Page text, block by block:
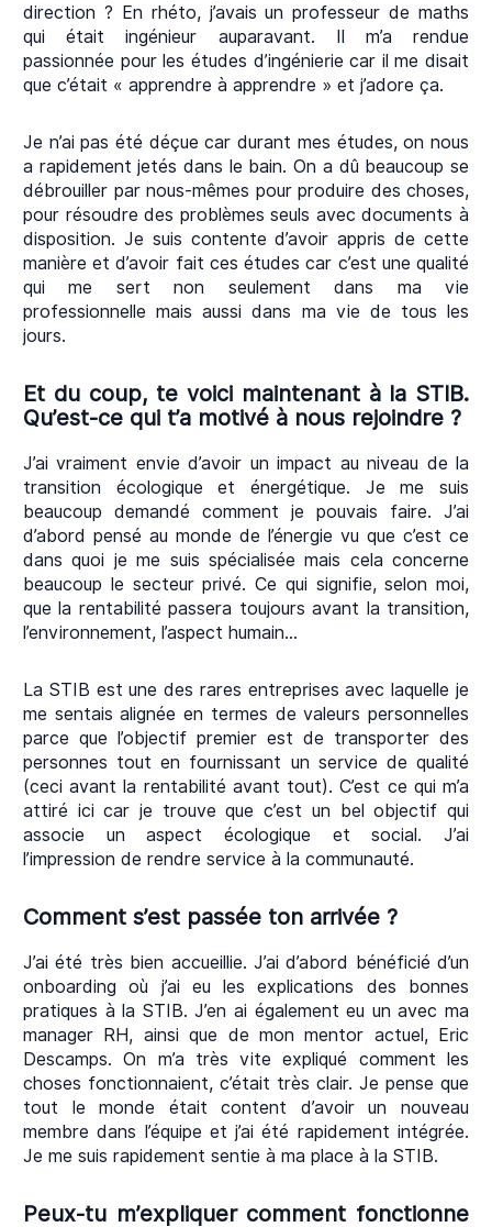
direction ? En rhéto, j’avais un professeur de maths
qui était ingénieur auparavant. Il m’a rendue
passionnée pour les études d’ingénierie car il me disait
que c’était « apprendre à apprendre » et j’adore ça.
Je n’ai pas été déçue car durant mes études, on nous
a rapidement jetés dans le bain. On a dû beaucoup se
débrouiller par nous-mêmes pour produire des choses,
pour résoudre des problèmes seuls avec documents à
disposition. Je suis contente d’avoir appris de cette
manière et d’avoir fait ces études car c’est une qualité
qui me sert non seulement dans ma vie
professionnelle mais aussi dans ma vie de tous les
jours.
Et du coup, te voici maintenant à la STIB.
Qu’est-ce qui t’a motivé à nous rejoindre ?
J’ai vraiment envie d’avoir un impact au niveau de la
transition écologique et énergétique. Je me suis
beaucoup demandé comment je pouvais faire. J’ai
d’abord pensé au monde de l’énergie vu que c’est ce
dans quoi je me suis spécialisée mais cela concerne
beaucoup le secteur privé. Ce qui signifie, selon moi,
que la rentabilité passera toujours avant la transition,
l’environnement, l’aspect humain…
La STIB est une des rares entreprises avec laquelle je
me sentais alignée en termes de valeurs personnelles
parce que l’objectif premier est de transporter des
personnes tout en fournissant un service de qualité
(ceci avant la rentabilité avant tout). C’est ce qui m’a
attiré ici car je trouve que c’est un bel objectif qui
associe un aspect écologique et social. J’ai
l’impression de rendre service à la communauté.
Comment s’est passée ton arrivée ?
J’ai été très bien accueillie. J’ai d’abord bénéficié d’un
onboarding où j’ai eu les explications des bonnes
pratiques à la STIB. J’en ai également eu un avec ma
manager RH, ainsi que de mon mentor actuel, Eric
Descamps. On m’a très vite expliqué comment les
choses fonctionnaient, c’était très clair. Je pense que
tout le monde était content d’avoir un nouveau
membre dans l’équipe et j’ai été rapidement intégrée.
Je me suis rapidement sentie à ma place à la STIB.
Peux-tu m’expliquer comment fonctionne